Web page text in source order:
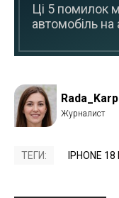
Ці 5 помилок
автомобіль на
ТЕГИ: IPHONE 18